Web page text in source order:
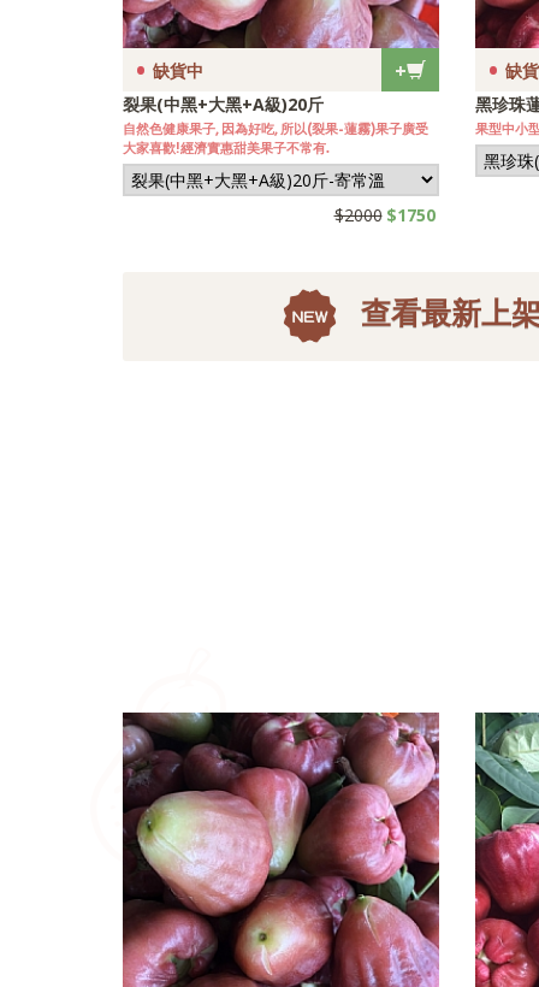
+
• 缺貨中
黑珍珠蓮霧(大果)10斤裝
新鮮上市, 家庭量足, 自用送禮皆宜~
$1800$1700
• 缺
黑珍珠
~果實碩大
查看最新上